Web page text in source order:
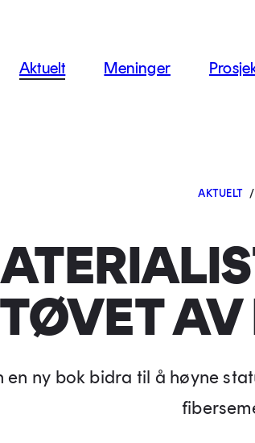
Aktuelt Meninger
AKTUELT /
AV
en ny bok bidra til å høyne